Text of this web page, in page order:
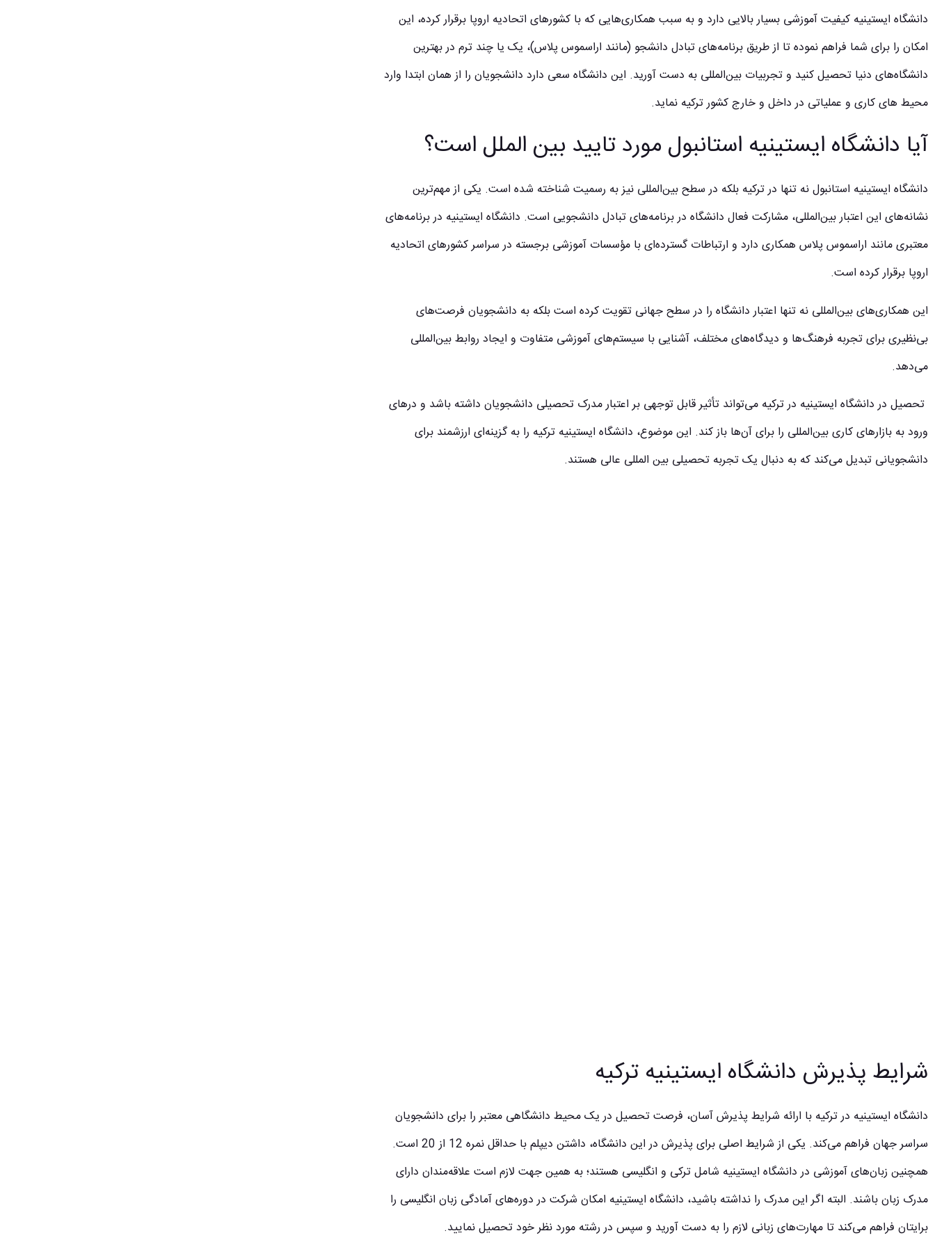
دانشگاه ایستینیه کیفیت آموزشی بسیار بالایی دارد و به سبب همکاری‌هایی که با کشورهای اتحادیه اروپا برقرار کرده، این
امکان را برای شما فراهم نموده تا از طریق برنامه‌های تبادل دانشجو (مانند اراسموس پلاس)، یک یا چند ترم در بهترین
دانشگاه‌های دنیا تحصیل کنید و تجربیات بین‌المللی به دست آورید. این دانشگاه سعی دارد دانشجویان را از همان ابتدا وارد
محیط های کاری و عملیاتی در داخل و خارج کشور ترکیه نماید.
آیا دانشگاه ایستینیه استانبول مورد تایید بین الملل است؟
دانشگاه ایستینیه استانبول نه تنها در ترکیه بلکه در سطح بین‌المللی نیز به رسمیت شناخته شده است. یکی از مهم‌ترین
نشانه‌های این اعتبار بین‌المللی، مشارکت فعال دانشگاه در برنامه‌های تبادل دانشجویی است. دانشگاه ایستینیه در برنامه‌های
معتبری مانند اراسموس پلاس همکاری دارد و ارتباطات گسترده‌ای با مؤسسات آموزشی برجسته در سراسر کشورهای اتحادیه
اروپا برقرار کرده است.
این همکاری‌های بین‌المللی نه تنها اعتبار دانشگاه را در سطح جهانی تقویت کرده است بلکه به دانشجویان فرصت‌های
بی‌نظیری برای تجربه فرهنگ‌ها و دیدگاه‌های مختلف، آشنایی با سیستم‌های آموزشی متفاوت و ایجاد روابط بین‌المللی
می‌دهد.
تحصیل در دانشگاه ایستینیه در ترکیه می‌تواند تأثیر قابل توجهی بر اعتبار مدرک تحصیلی دانشجویان داشته باشد و درهای
ورود به بازارهای کاری بین‌المللی را برای آن‌ها باز کند. این موضوع، دانشگاه ایستینیه ترکیه را به گزینه‌ای ارزشمند برای
دانشجویانی تبدیل می‌کند که به دنبال یک تجربه تحصیلی بین المللی عالی هستند.
شرایط پذیرش دانشگاه ایستینیه ترکیه
دانشگاه ایستینیه در ترکیه با ارائه شرایط پذیرش آسان، فرصت تحصیل در یک محیط دانشگاهی معتبر را برای دانشجویان
سراسر جهان فراهم می‌کند. یکی از شرایط اصلی برای پذیرش در این دانشگاه، داشتن دیپلم با حداقل نمره 12 از 20 است.
همچنین زبان‌های آموزشی در دانشگاه ایستینیه شامل ترکی و انگلیسی هستند؛ به همین جهت لازم است علاقه‌مندان دارای
مدرک زبان باشند. البته اگر این مدرک را نداشته باشید، دانشگاه ایستینیه امکان شرکت در دوره‌های آمادگی زبان انگلیسی را
برایتان فراهم می‌کند تا مهارت‌های زبانی لازم را به دست آورید و سپس در رشته مورد نظر خود تحصیل نمایید.